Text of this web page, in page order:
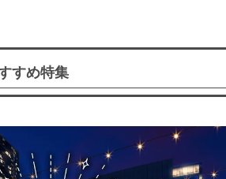
すめ特集